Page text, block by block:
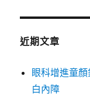
鍵
近期文章
眼科增進童
白內障